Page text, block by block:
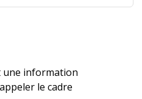
une information
le cadre